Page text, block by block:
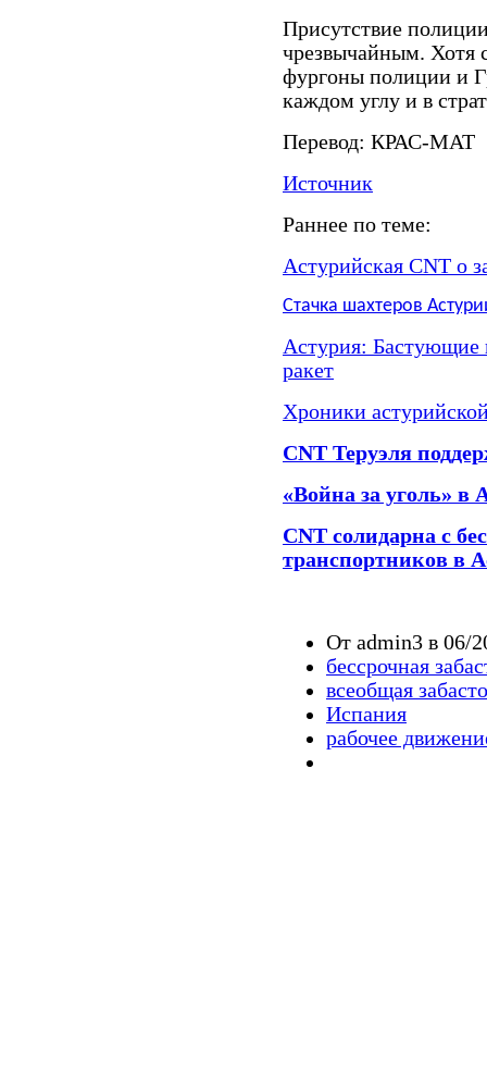
Присутствие
чрезвычайным. Хотя
фургоны полиции и
каждом углу и в
Перевод: КРАС-МАТ
Источник
Раннее по теме:
Астурийская CNT о
Стачка шахтеров
Астурия: Бастующие
ракет
Хроники
CNT Теруэля
«Война за уголь» в
CNT солидарна с
транспортников в
От admin3 в 06/
бессрочная
всеобщая
Испания
рабочее